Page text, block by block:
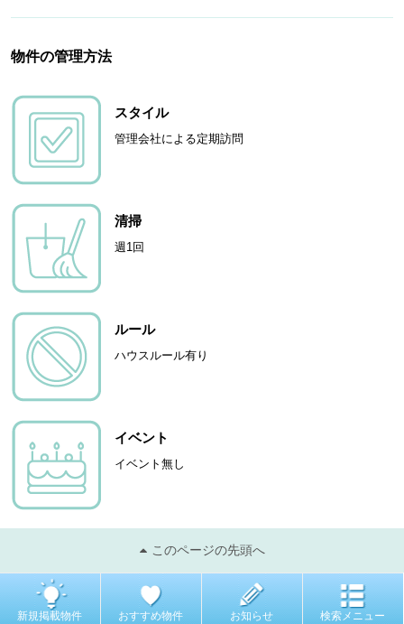
物件の管理方法
スタイル
管理会社による定期訪問
清掃
週1回
ルール
ハウスルール有り
イベント
イベント無し
このページの先頭へ
新規掲載物件 おすすめ物件 お知らせ 検索メニュー